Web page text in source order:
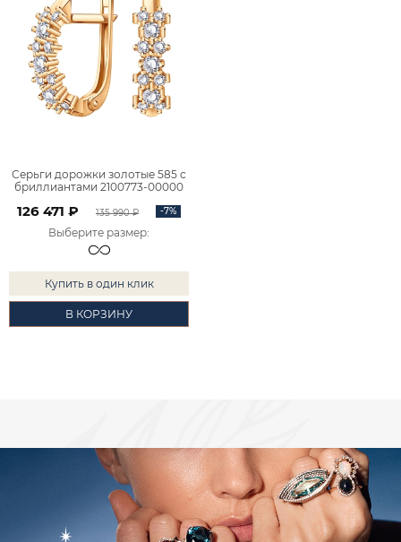
Серьги дорожки золотые 585 с
бриллиантами 2100773-00000
126 471 ₽ 135 990 ₽ -7%
Выберите размер:
Купить в один клик
В КОРЗИНУ